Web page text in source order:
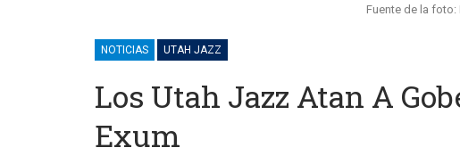
Fuente de la foto:
NOTICIAS UTAH JAZZ
Los Utah Jazz Atan A
Exum